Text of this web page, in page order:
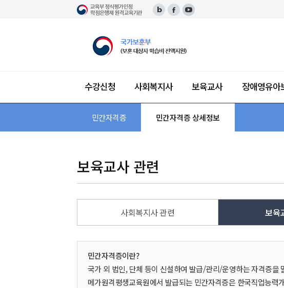
수강신청
단과 수강신청 패키지 수강신청
사회복지사
사회복지사 소개 자격증 안내 및 이수 과목
보육교사
보육교사 소개 자격증 안내 및 이수 과목
장애영유아
장애영유아보육교사 소개 자격증 안내 및 이수 과목
한국어교원 소개 자격증 안내 및 이수 과목
평생교육사 소개 자격증 안내 및 이수 과목
미용학 소개 교육과정 안내 및 이수 과목
건강가정사 소개 자격 안내 및 이수 과목
경영학 소개 필수 이수 과목
증
민간자격증 민간자격증 상세정보
보육교사 관련
사회복지사 관련 보육
민간자격증이란?
국가 외 법인, 단체 등이 신설하여 발급/관리/운영하는 자격증을
메가원격평생교육원에서 발급되는 민간자격증은 한국직업능